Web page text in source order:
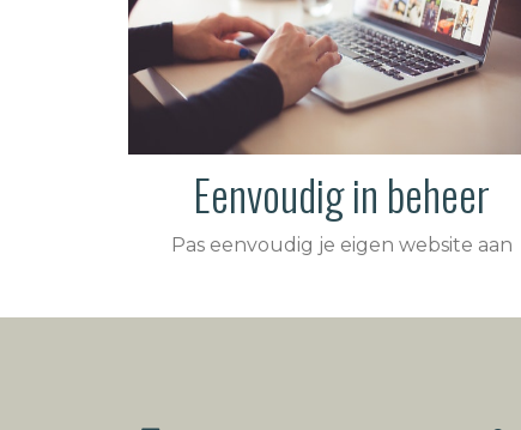
Eenvoudig in beheer
Pas eenvoudig je eigen website aan